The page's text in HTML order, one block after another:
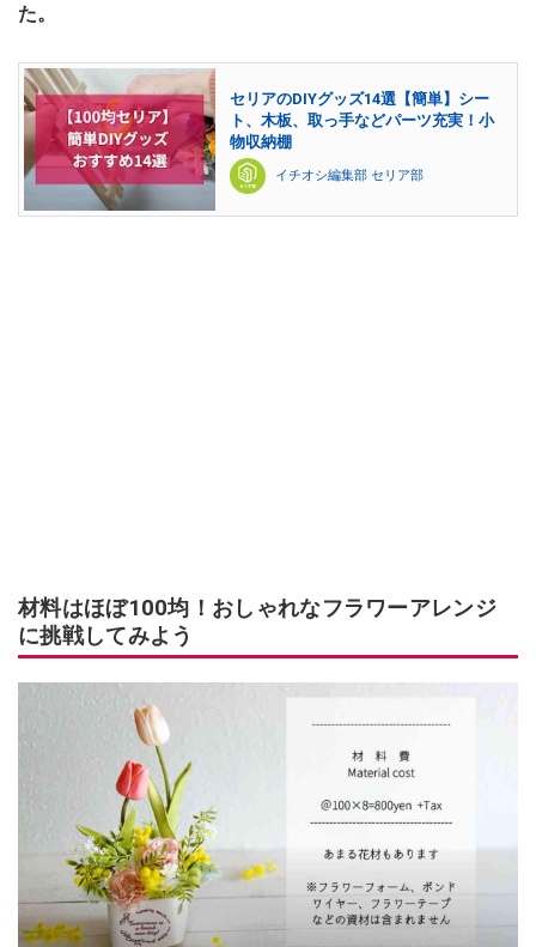
た。
セリアのDIYグッズ14選【簡単】シー
ト、木板、取っ手などパーツ充実！小
物収納棚
イチオシ編集部 セリア部
材料はほぼ100均！おしゃれなフラワーアレンジ
に挑戦してみよう